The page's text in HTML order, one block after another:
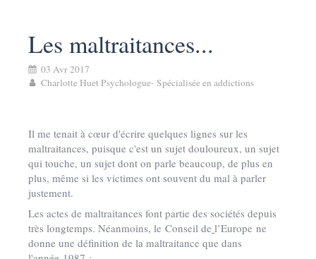
Les maltraitances...
03 Avr 2017
Charlotte Huet Psychologue- Spécialisée en addictions
Il me tenait à cœur d'écrire quelques lignes sur les
maltraitances, puisque c'est un sujet douloureux, un sujet
qui touche, un sujet dont on parle beaucoup, de plus en
plus, même si les victimes ont souvent du mal à parler
justement.
Les actes de maltraitances font partie des sociétés depuis
très longtemps. Néanmoins, le Conseil de l’Europe ne
donne une définition de la maltraitance que dans